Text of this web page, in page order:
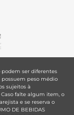
podem ser diferentes
possuem peso médio
sujeitos à
falte algum item, o
e se reserva o
DE BEBIDAS